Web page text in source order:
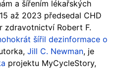
a šířením lékařských
až 2023 předsedal CHD
zdravotnictví Robert F.
šířil dezinformace o
Jill C. Newman, je
projektu MyCycleStory,